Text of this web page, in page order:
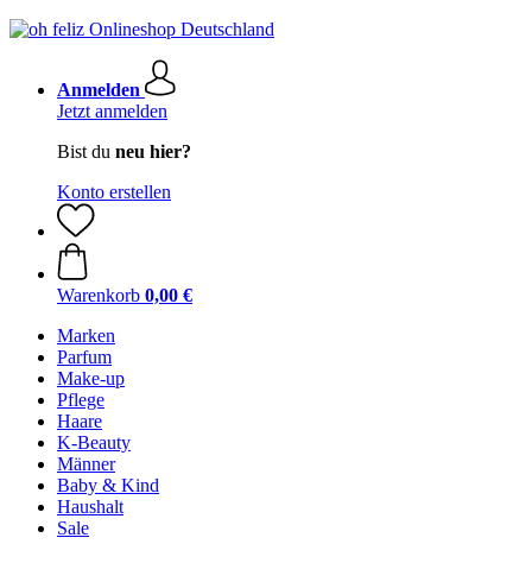
Anmelden
Jetzt anmelden
Bist du neu hier?
Konto erstellen
Warenkorb 0,00 €
Marken
Parfum
Make-up
Pflege
Haare
K-Beauty
Männer
Baby & Kind
Haushalt
Sale